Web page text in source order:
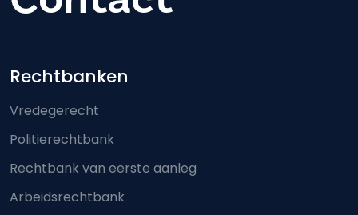
Footer-menu
Rechtbanken
Vredegerecht
Politierechtbank
Rechtbank van eerste aanleg
Arbeidsrechtbank